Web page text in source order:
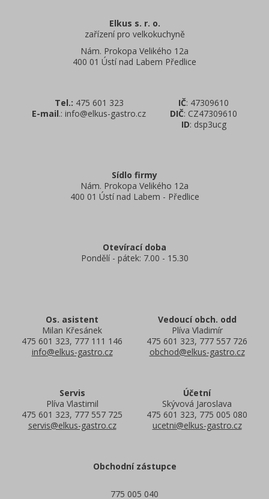
Elkus s. r. o.
zařízení pro velkokuchyně
Nám. Prokopa Velikého 12a
400 01 Ústí nad Labem Předlice
Tel.: 475 601 323
E-mail.: info@elkus-gastro.cz
IČ: 47309610
DIČ: CZ47309610
ID: dsp3ucg
Sídlo firmy
Nám. Prokopa Velikého 12a
400 01 Ústí nad Labem - Předlice
Otevírací doba
Pondělí - pátek: 7.00 - 15.30
Os. asistent
Milan Křesánek
475 601 323, 777 111 146
info@elkus-gastro.cz
Vedoucí obch. odd
Plíva Vladimír
475 601 323, 777 557 726
obchod@elkus-gastro.cz
Servis
Plíva Vlastimil
475 601 323, 777 557 725
servis@elkus-gastro.cz
Účetní
Skývová Jaroslava
475 601 323, 775 005 080
ucetni@elkus-gastro.cz
Obchodní zástupce
775 005 040